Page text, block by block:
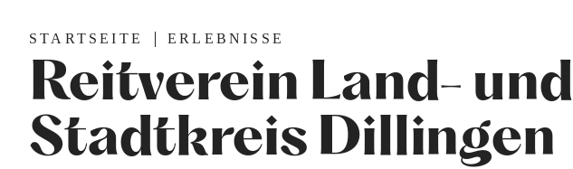
STARTSEITE ERLEBNISSE
Reitverein Land- und
Stadtkreis Dillingen